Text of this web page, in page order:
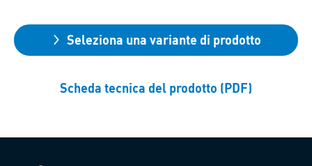
Seleziona una variante di prodotto
Scheda tecnica del prodotto (PDF)